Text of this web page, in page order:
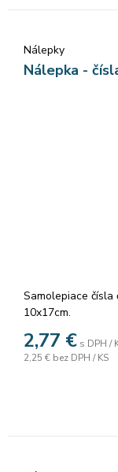
Nálepky
Nálepka -
Samolepiace čísla
10x17cm.
2,77 € s DPH /
2,25 € bez DPH / KS